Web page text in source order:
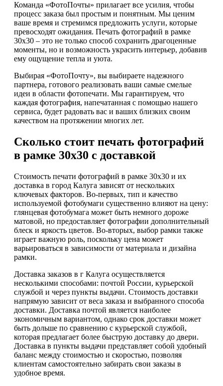
Команда «ФотоПочты» прилагает все усилия, чтобы
процесс заказа был простым и понятным. Мы ценим
ваше время и стремимся предложить услуги, которые
превосходят ожидания. Печать фотографий в рамке
30х30 – это не только способ сохранить драгоценные
моменты, но и возможность украсить интерьер, добавив
ему ощущение тепла и уюта.
Выбирая «ФотоПочту», вы выбираете надежного
партнера, готового реализовать ваши самые смелые
идеи в области фотопечати. Мы гарантируем, что
каждая фотография, напечатанная с помощью нашего
сервиса, будет радовать вас и ваших близких своим
качеством на протяжении многих лет.
Сколько стоит печать фотографий
в рамке 30х30 с доставкой
Стоимость печати фотографий в рамке 30х30 и их
доставка в город Калуга зависят от нескольких
ключевых факторов. Во-первых, тип и качество
используемой фотобумаги существенно влияют на цену:
глянцевая фотобумага может быть немного дороже
матовой, но предоставляет фотографии дополнительный
блеск и яркость цветов. Во-вторых, выбор рамки также
играет важную роль, поскольку цена может
варьироваться в зависимости от материала и дизайна
рамки.
Доставка заказов в г Калуга осуществляется
несколькими способами: почтой России, курьерской
службой и через пункты выдачи. Стоимость доставки
напрямую зависит от веса заказа и выбранного способа
доставки. Доставка почтой является наиболее
экономичным вариантом, однако срок доставки может
быть дольше по сравнению с курьерской службой,
которая предлагает более быструю доставку до двери.
Доставка в пункты выдачи представляет собой удобный
баланс между стоимостью и скоростью, позволяя
клиентам самостоятельно забирать свои заказы в
удобное время.